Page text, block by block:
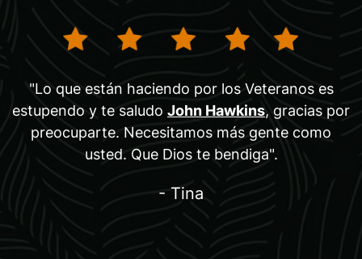
"Lo que están haciendo por los Veteranos es
estupendo y te saludo John Hawkins, gracias por
preocuparte. Necesitamos más gente como
usted. Que Dios te bendiga".
- Tina